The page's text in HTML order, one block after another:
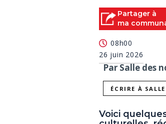
Partager à
ma
08h00
26 juin 2026
Par Salle des
ÉCRIRE À
Voici